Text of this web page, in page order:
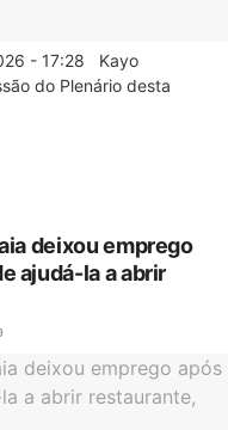
- 17:28 Kayo
do Plenário desta
deixou emprego
ajudá-la a abrir